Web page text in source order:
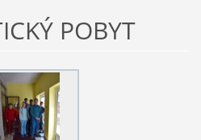
POBYT